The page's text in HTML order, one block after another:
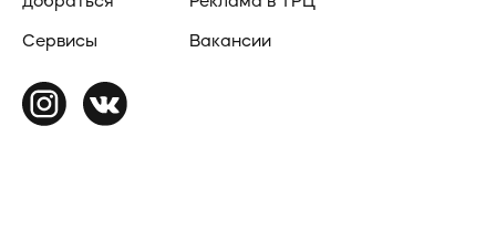
Сервисы Вакансии